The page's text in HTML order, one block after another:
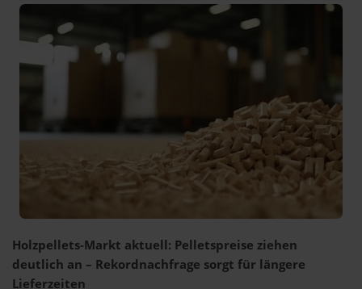
Holzpellets-Markt aktuell: Pelletspreise ziehen
deutlich an – Rekordnachfrage sorgt für längere
Lieferzeiten